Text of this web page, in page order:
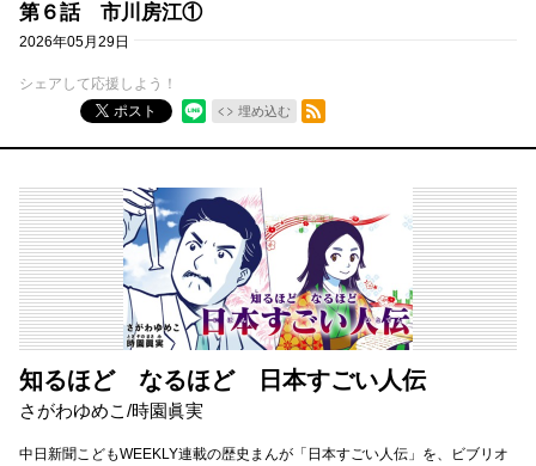
第６話 市川房江①
2026年05月29日
シェアして応援しよう！
ポスト
埋め込む
RSSフィード
知るほど なるほど 日本すごい人伝
さがわゆめこ /時園眞実
中日新聞こどもWEEKLY連載の歴史まんが「日本すごい人伝」を、ビブリオ